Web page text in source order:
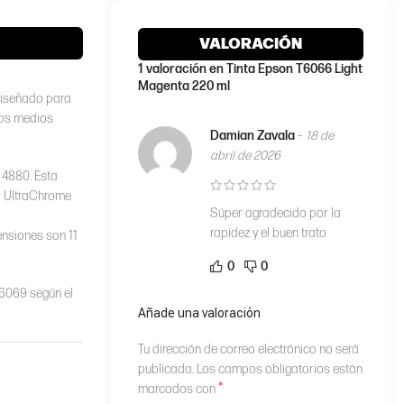
para
medios
Esta
son 11
según el
VALORACIÓN
1 valoración enTinta Epson T6066 Light
Magenta 220 ml
Damian Zavala– 18 de
abril de 2026
Súper agradecido por la
rapidez y el buen trato
0 0
Añade una valoración
Tu dirección de correo electrónico no será
publicada. Los campos obligatorios están
marcados con*